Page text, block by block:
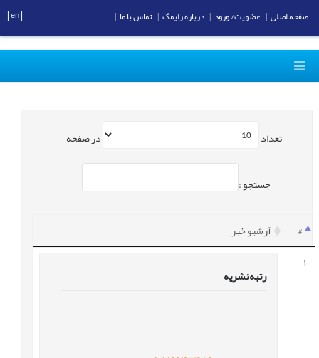
تعداد در صفحه
جستجو :
#
آرشیو خبر
رتبه نشریه
صفحه اصلی عضویت/ ورود درباره رایمگ تماس با ما